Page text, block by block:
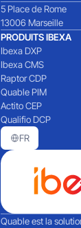
5 Place de Rome
13006 Marseille
PRODUITS IBEXA
Ibexa DXP
Ibexa CMS
Raptor CDP
Quable PIM
Actito CEP
Qualifio DCP
FR
Quable est la